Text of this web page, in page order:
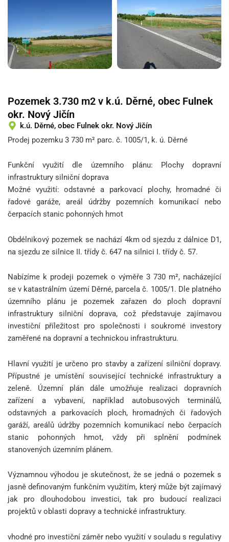
Pozemek 3.730 m2 v k.ú. Děrné, obec Fulnek
okr. Nový Jičín
k.ú. Děrné, obec Fulnek okr. Nový Jičín
Prodej pozemku 3 730 m² parc. č. 1005/1, k. ú. Děrné
Funkční využití dle územního plánu: Plochy dopravní
infrastruktury silniční doprava
Možné využití: odstavné a parkovací plochy, hromadné či
řadové garáže, areál údržby pozemních komunikací nebo
čerpacích stanic pohonných hmot
Obdélnikový pozemek se nachází 4km od sjezdu z dálnice D1,
na sjezdu ze silnice II. třídy č. 647 na silnici I. třídy č. 57.
Nabízíme k prodeji pozemek o výměře 3 730 m², nacházející
se v katastrálním území Děrné, parcela č. 1005/1. Dle platného
územního plánu je pozemek zařazen do ploch dopravní
infrastruktury silniční doprava, což představuje zajímavou
investiční příležitost pro společnosti i soukromé investory
zaměřené na dopravní a technickou infrastrukturu.
Hlavní využití je určeno pro stavby a zařízení silniční dopravy.
Přípustné je umístění související technické infrastruktury a
zeleně. Územní plán dále umožňuje realizaci dopravních
zařízení a vybavení, například autobusových terminálů,
odstavných a parkovacích ploch, hromadných či řadových
garáží, areálů údržby pozemních komunikací nebo čerpacích
stanic pohonných hmot, vždy při splnění podmínek
stanovených územním plánem.
Významnou výhodou je skutečnost, že se jedná o pozemek s
jasně definovaným funkčním využitím, který může být zajímavý
jak pro dlouhodobou investici, tak pro budoucí realizaci
projektů v oblasti dopravy a technické infrastruktury.
vhodné pro investiční záměr nebo využití v souladu s regulativy